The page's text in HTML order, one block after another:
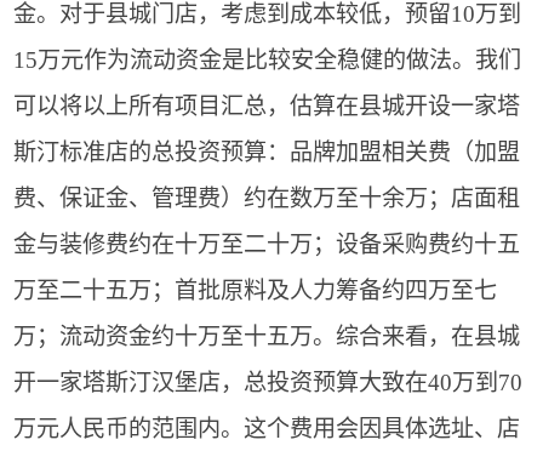
金。对于县城门店，考虑到成本较低，预留10万到
15万元作为流动资金是比较安全稳健的做法。我们
可以将以上所有项目汇总，估算在县城开设一家塔
斯汀标准店的总投资预算：品牌加盟相关费（加盟
费、保证金、管理费）约在数万至十余万；店面租
金与装修费约在十万至二十万；设备采购费约十五
万至二十五万；首批原料及人力筹备约四万至七
万；流动资金约十万至十五万。综合来看，在县城
开一家塔斯汀汉堡店，总投资预算大致在40万到70
万元人民币的范围内。这个费用会因具体选址、店